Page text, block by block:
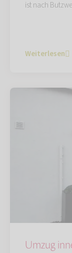
ist nach
Weiterlesen
Umzug